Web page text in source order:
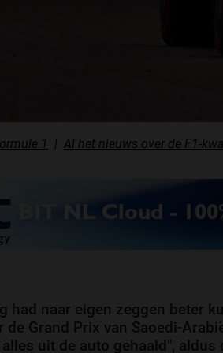
1 Al het nieuws over de F1-
had naar eigen zeggen beter
de Grand Prix van Saoedi-
uit de auto gehaald", aldus